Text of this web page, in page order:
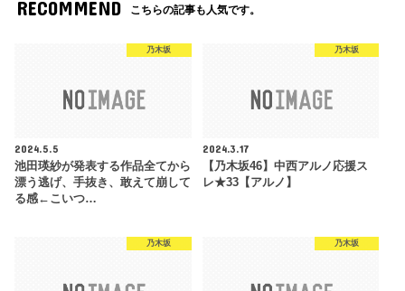
RECOMMEND こちらの記事も人気です。
乃木坂
2024.5.5
池田瑛紗が発表する作品全てから
漂う逃げ、手抜き、敢えて崩して
る感←こいつ…
乃木坂
2024.3.17
【乃木坂46】中西アルノ応援ス
レ★33【アルノ】
乃木坂 乃木坂